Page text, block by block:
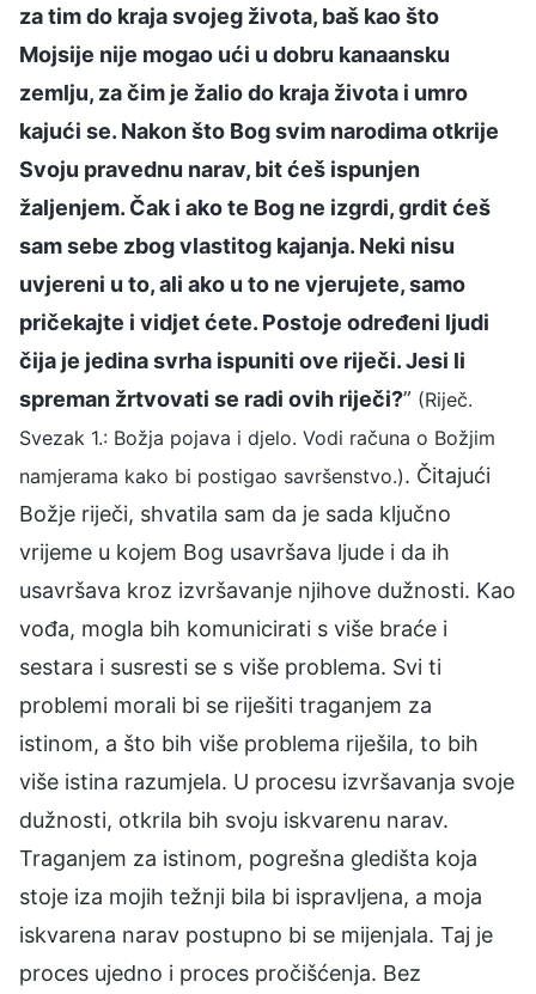
za tim do kraja svojeg života, baš kao što
Mojsije nije mogao ući u dobru kanaansku
zemlju, za čim je žalio do kraja života i umro
kajući se. Nakon što Bog svim narodima otkrije
Svoju pravednu narav, bit ćeš ispunjen
žaljenjem. Čak i ako te Bog ne izgrdi, grdit ćeš
sam sebe zbog vlastitog kajanja. Neki nisu
uvjereni u to, ali ako u to ne vjerujete, samo
pričekajte i vidjet ćete. Postoje određeni ljudi
čija je jedina svrha ispuniti ove riječi. Jesi li
spreman žrtvovati se radi ovih riječi?” (Riječ.
Svezak 1.: Božja pojava i djelo. Vodi računa o Božjim
namjerama kako bi postigao savršenstvo.). Čitajući
Božje riječi, shvatila sam da je sada ključno
vrijeme u kojem Bog usavršava ljude i da ih
usavršava kroz izvršavanje njihove dužnosti. Kao
vođa, mogla bih komunicirati s više braće i
sestara i susresti se s više problema. Svi ti
problemi morali bi se riješiti traganjem za
istinom, a što bih više problema riješila, to bih
više istina razumjela. U procesu izvršavanja svoje
dužnosti, otkrila bih svoju iskvarenu narav.
Traganjem za istinom, pogrešna gledišta koja
stoje iza mojih težnji bila bi ispravljena, a moja
iskvarena narav postupno bi se mijenjala. Taj je
proces ujedno i proces pročišćenja. Bez